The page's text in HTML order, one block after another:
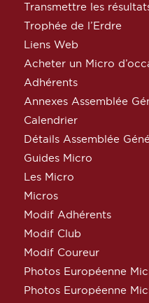
Transmettre les
Trophée de l’Erdre
Liens Web
Acheter un Micro
Adhérents
Annexes Assemblée
Calendrier
Détails Assemblée
Guides Micro
Les Micro
Micros
Modif Adhérents
Modif Club
Modif Coureur
Photos Européenne
Photos Européenne